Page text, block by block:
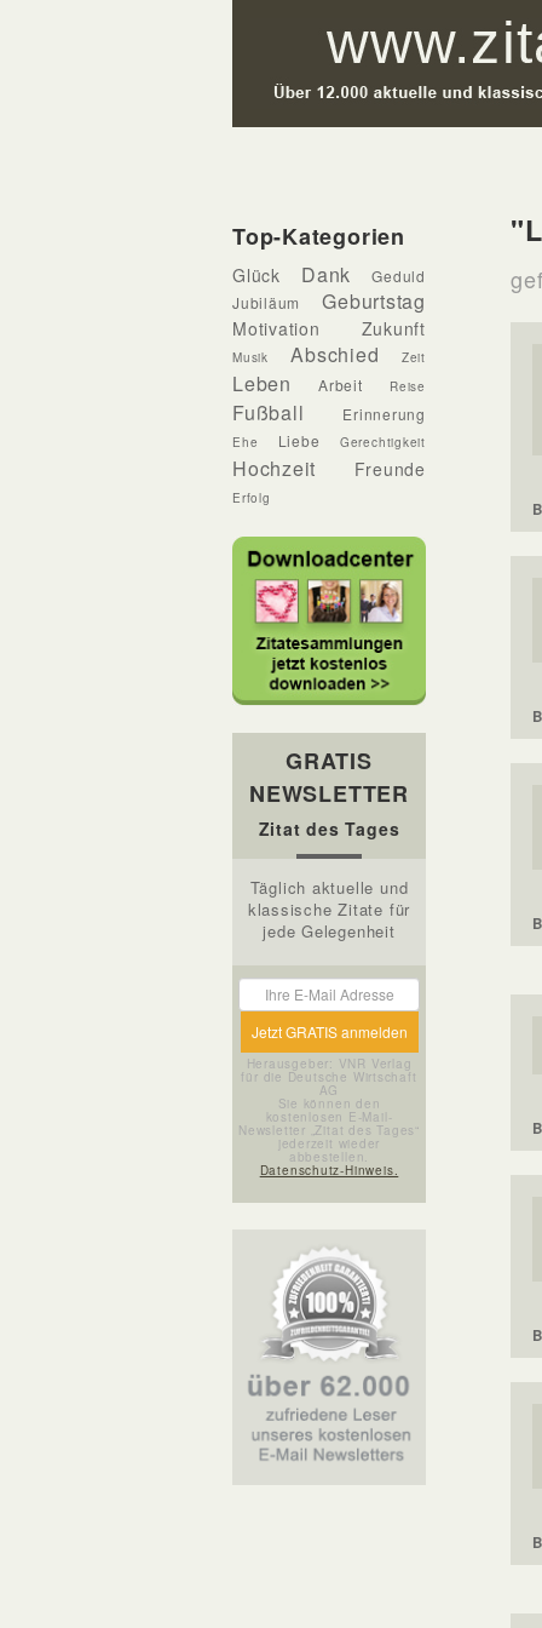
Top-Kategorien
Glück Dank
Geduld
Jubiläum
Geburtstag
Motivation Zukunft
Musik Abschied Zeit
Leben Arbeit Reise
Fußball Erinnerung
Ehe Liebe Gerechtigkeit
Hochzeit Freunde
Erfolg
GRATIS
NEWSLETTER
Zitat des Tages
Täglich aktuelle und
klassische Zitate für
jede Gelegenheit
Herausgeber: VNR Verlag
für die Deutsche Wirtschaft
AG
Sie können den
kostenlosen E-Mail-
Newsletter „Zitat des Tages“
jederzeit wieder
abbestellen.
Datenschutz-Hinweis.